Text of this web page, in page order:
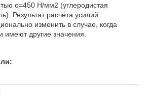
o=450 Н/мм2 (углеродистая
Результат расчёта усилий
изменить в случае, когда
имеют другие значения.